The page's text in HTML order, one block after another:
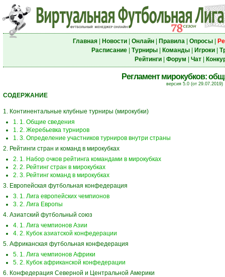
Главная| Новости| Онлайн| Правила| Опросы|
Расписание| Турниры| Команды| Игроки|
Рейтинги| Форум Чат|
Регламент мирокубков:
версия 5.0 (от 29.07.2019)
СОДЕРЖАНИЕ
1. Континентальные клубные турниры (мирокубки)
1. 1. Общие сведения
1. 2. Жеребьевка турниров
1. 3. Определение участников турниров внутри страны
2. Рейтинги стран и команд в мирокубках
2. 1. Набор очков рейтинга командами в мирокубках
2. 2. Рейтинг стран в мирокубках
2. 3. Рейтинг команд в мирокубках
3. Европейская футбольная конфедерация
3. 1. Лига европейских чемпионов
3. 2. Лига Европы
4. Азиатский футбольный союз
4. 1. Лига чемпионов Азии
4. 2. Кубок азиатской конфедерации
5. Африканская футбольная конфедерация
5. 1. Лига чемпионов Африки
5. 2. Кубок африканской конфедерации
6. Конфедерация Северной и Центральной Америки